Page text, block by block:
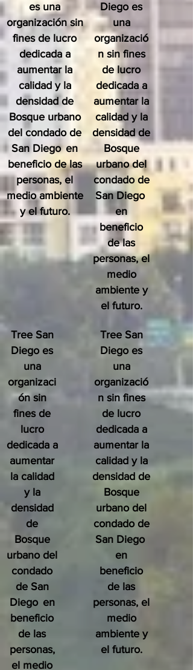
es una
organización sin
fines de lucro
dedicada a
aumentar la
calidad y la
densidad de
Bosque urbano
del condado de
San Diego en
beneficio de las
personas, el
medio ambiente
y el futuro.
Tree San
Diego es
una
organizaci
ón sin
fines de
lucro
dedicada a
aumentar
la calidad
y la
densidad
de
Bosque
urbano del
condado
de San
Diego en
beneficio
de las
personas,
el medio
Diego es
una
organizació
n sin fines
de lucro
dedicada a
aumentar la
calidad y la
densidad de
Bosque
urbano del
condado de
San Diego
en
beneficio
de las
personas, el
medio
ambiente y
el futuro.
Tree San
Diego es
una
organizació
n sin fines
de lucro
dedicada a
aumentar la
calidad y la
densidad de
Bosque
urbano del
condado de
San Diego
en
beneficio
de las
personas, el
medio
ambiente y
el futuro.